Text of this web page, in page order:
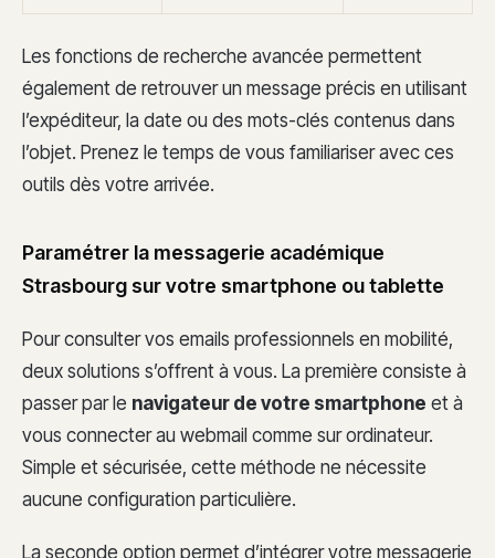
Les fonctions de recherche avancée permettent
également de retrouver un message précis en utilisant
l’expéditeur, la date ou des mots-clés contenus dans
l’objet. Prenez le temps de vous familiariser avec ces
outils dès votre arrivée.
Paramétrer la messagerie académique
Strasbourg sur votre smartphone ou tablette
Pour consulter vos emails professionnels en mobilité,
deux solutions s’offrent à vous. La première consiste à
passer par le navigateur de votre smartphone et à
vous connecter au webmail comme sur ordinateur.
Simple et sécurisée, cette méthode ne nécessite
aucune configuration particulière.
La seconde option permet d’intégrer votre messagerie